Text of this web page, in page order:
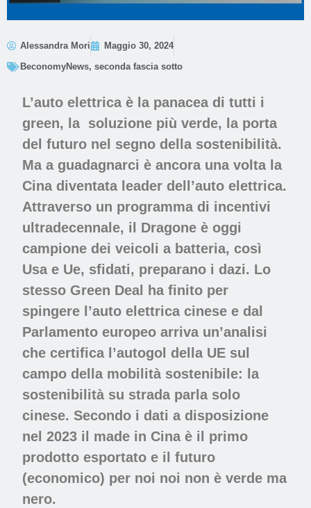
Alessandra Mori
Maggio 30, 2024
BeconomyNews, seconda fascia sotto
L’auto elettrica è la panacea di tutti i
green, la soluzione più verde, la porta
del futuro nel segno della sostenibilità.
Ma a guadagnarci è ancora una volta la
Cina diventata leader dell’auto elettrica.
Attraverso un programma di incentivi
ultradecennale, il Dragone è oggi
campione dei veicoli a batteria, così
Usa e Ue, sfidati, preparano i dazi. Lo
stesso Green Deal
ha finito per
spingere l’auto elettrica cinese e dal
Parlamento europeo arriva un’analisi
che certifica l’autogol della UE sul
campo della mobilità sostenibile: la
sostenibilità su strada parla solo
cinese. Secondo i dati a disposizione
nel 2023 il made in Cinaè il primo
prodotto esportato e il futuro
(economico) per noi noi non è verde ma
nero.